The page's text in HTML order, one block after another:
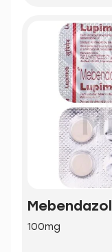
Mebendazol
100mg